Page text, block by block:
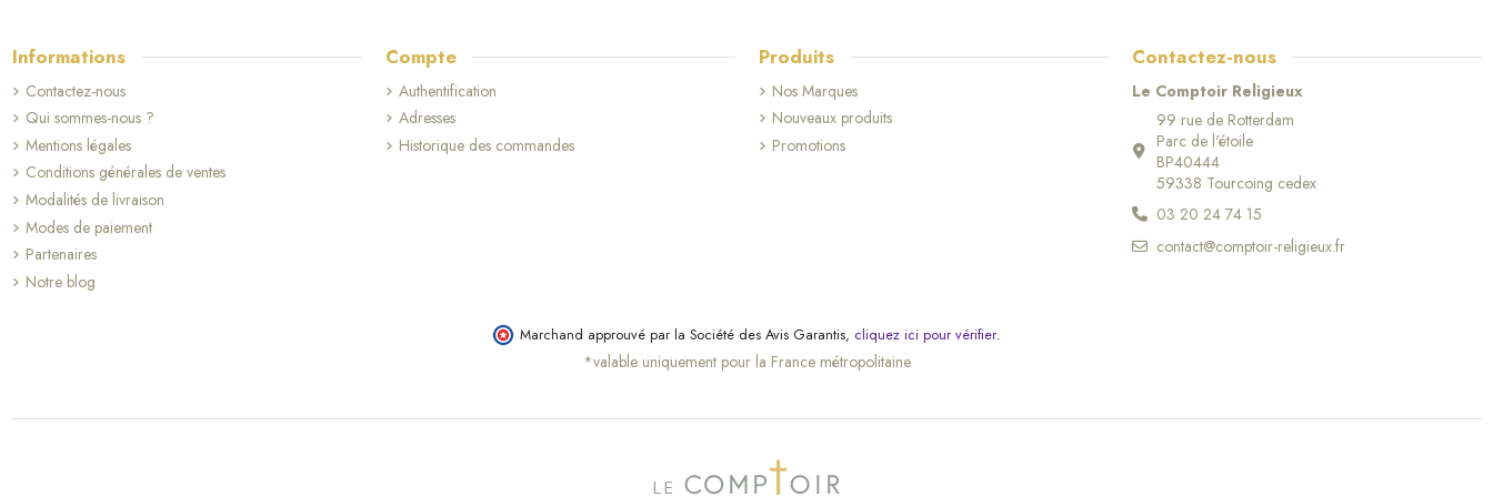
Informations
Contactez-nous
Qui sommes-nous ?
Mentions légales
Conditions générales de ventes
Modalités de livraison
Modes de paiement
Partenaires
Notre blog
Compte
Authentification
Adresses
Historique des commandes
Produits
Nos Marques
Nouveaux produits
Promotions
Contactez-nous
Le Comptoir Religieux
99 rue de Rotterdam
Parc de l'étoile
BP40444
59338 Tourcoing cedex
03 20 24 74 15
contact@comptoir-religieux.fr
Marchand approuvé par la Société des Avis Garantis, cliquez ici pour vérifier.
*valable uniquement pour la France métropolitaine